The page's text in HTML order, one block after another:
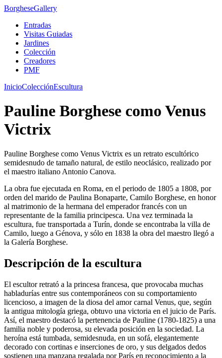
BorgheseGallery
Entradas
Visitas Guiadas
Jardines
Colección
Creadores
PMF
InicioColecciónEscultura
Pauline Borghese como Venus
Victrix
Pauline Borghese como Venus Victrix es un retrato escultórico
semidesnudo de tamaño natural, de estilo neoclásico, realizado por
el maestro italiano Antonio Canova.
La obra fue ejecutada en Roma, en el periodo de 1805 a 1808, por
orden del marido de Paulina Bonaparte, Camilo Borghese, en honor
al matrimonio de la hermana del emperador francés con un
representante de la familia principesca. Una vez terminada la
escultura, fue transportada a Turín, donde se encontraba la villa de
Camilo, luego a Génova, y sólo en 1838 la obra del maestro llegó a
la Galería Borghese.
Descripción de la escultura
El escultor retrató a la princesa francesa, que provocaba muchas
habladurías entre sus contemporáneos con su comportamiento
licencioso, a imagen de la diosa del amor carnal Venus, que, según
la antigua mitología griega, obtuvo una victoria en el juicio de París.
Así, el maestro destacó la pertenencia de Pauline (1780-1825) a una
familia noble y poderosa, su elevada posición en la sociedad. La
heroína está tumbada, semidesnuda, en un sofá, elegantemente
decorado con cortinas e inserciones de oro, y sus delgados dedos
sostienen una manzana regalada por París en reconocimiento a la